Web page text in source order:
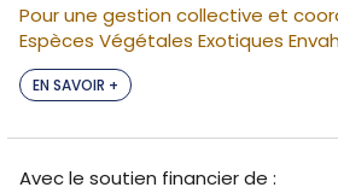
Pour une gestion collective et
Espèces Végétales Exotiques
EN SAVOIR +
Avec le soutien financier de :